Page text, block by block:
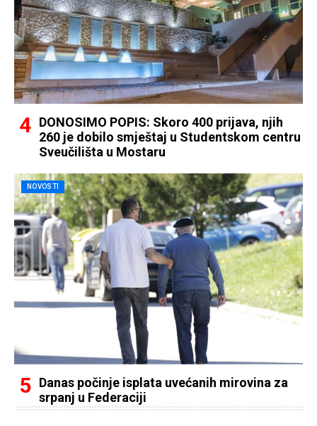
DONOSIMO POPIS: Skoro 400 prijava, njih
260 je dobilo smještaj u Studentskom centru
Sveučilišta u Mostaru
NOVOSTI
Danas počinje isplata uvećanih mirovina za
srpanj u Federaciji